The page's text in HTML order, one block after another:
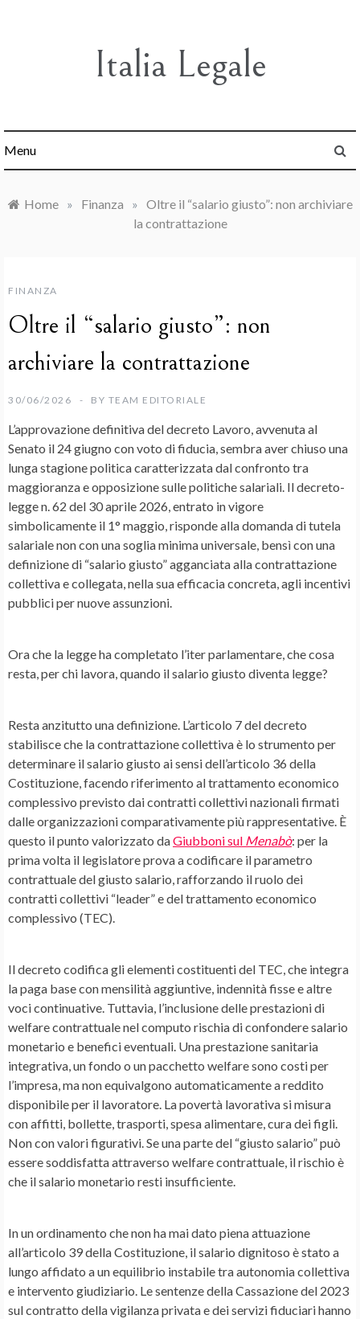
Italia Legale
Menu
Home » Finanza » Oltre il “salario giusto”: non archiviare
la contrattazione
FINANZA
Oltre il “salario giusto”: non
archiviare la contrattazione
30/06/2026 BY TEAM EDITORIALE
L’approvazione definitiva del decreto Lavoro, avvenuta al
Senato il 24 giugno con voto di fiducia, sembra aver chiuso una
lunga stagione politica caratterizzata dal confronto tra
maggioranza e opposizione sulle politiche salariali. Il decreto-
legge n. 62 del 30 aprile 2026, entrato in vigore
simbolicamente il 1° maggio, risponde alla domanda di tutela
salariale non con una soglia minima universale, bensì con una
definizione di “salario giusto” agganciata alla contrattazione
collettiva e collegata, nella sua efficacia concreta, agli incentivi
pubblici per nuove assunzioni.
Ora che la legge ha completato l’iter parlamentare, che cosa
resta, per chi lavora, quando il salario giusto diventa legge?
Resta anzitutto una definizione. L’articolo 7 del decreto
stabilisce che la contrattazione collettiva è lo strumento per
determinare il salario giusto ai sensi dell’articolo 36 della
Costituzione, facendo riferimento al trattamento economico
complessivo previsto dai contratti collettivi nazionali firmati
dalle organizzazioni comparativamente più rappresentative. È
questo il punto valorizzato daGiubboni sul Menabò: per la
prima volta il legislatore prova a codificare il parametro
contrattuale del giusto salario, rafforzando il ruolo dei
contratti collettivi “leader” e del trattamento economico
complessivo (TEC).
Il decreto codifica gli elementi costituenti del TEC, che integra
la paga base con mensilità aggiuntive, indennità fisse e altre
voci continuative. Tuttavia, l’inclusione delle prestazioni di
welfare contrattuale nel computo rischia di confondere salario
monetario e benefici eventuali. Una prestazione sanitaria
integrativa, un fondo o un pacchetto welfare sono costi per
l’impresa, ma non equivalgono automaticamente a reddito
disponibile per il lavoratore. La povertà lavorativa si misura
con affitti, bollette, trasporti, spesa alimentare, cura dei figli.
Non con valori figurativi. Se una parte del “giusto salario” può
essere soddisfatta attraverso welfare contrattuale, il rischio è
che il salario monetario resti insufficiente.
In un ordinamento che non ha mai dato piena attuazione
all’articolo 39 della Costituzione, il salario dignitoso è stato a
lungo affidato a un equilibrio instabile tra autonomia collettiva
e intervento giudiziario. Le sentenze della Cassazione del 2023
sul contratto della vigilanza privata e dei servizi fiduciari hanno